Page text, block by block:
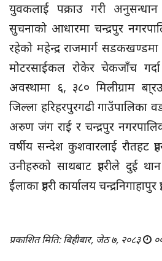
युवकलाई पक्राउ गरी
सुचनाको आधारमा चन्द्रपुर
रहेको महेन्द्र राजमार्ग
मोटरसाईकल रोकेर चेकजाँच
अवस्थामा ६, ३८० मिलीग्राम
जिल्ला हरिहरपुरगढी गाउँपालिका
अरुण जंग राई र चन्द्रपुर
वर्षीय सन्देश कुशवारलाई रौतहट
उनीहरुको साथबाट प्रहरीले दुई
ईलाका प्रहरी कार्यालय
प्रकाशित मिति: बिहीबार, जेठ ७, २०८३